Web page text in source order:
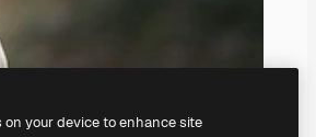
your device to enhance site